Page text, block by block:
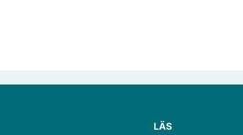
LÄS